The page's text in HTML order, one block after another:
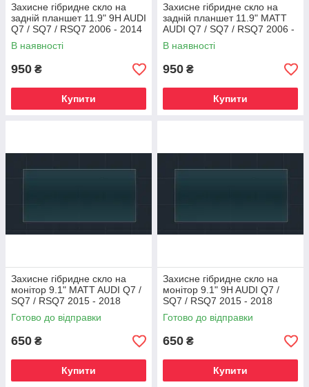
Захисне гібридне скло на
задній планшет 11.9" 9H AUDI
Q7 / SQ7 / RSQ7 2006 - 2014
В наявності
950 ₴
Купити
Захисне гібридне скло на
задній планшет 11.9" MATT
AUDI Q7 / SQ7 / RSQ7 2006 -
2014
В наявності
950 ₴
Купити
Захисне гібридне скло на
монітор 9.1" MATT AUDI Q7 /
SQ7 / RSQ7 2015 - 2018
Готово до відправки
650 ₴
Купити
Захисне гібридне скло на
монітор 9.1" 9H AUDI Q7 /
SQ7 / RSQ7 2015 - 2018
Готово до відправки
650 ₴
Купити